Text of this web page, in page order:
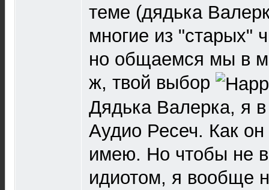
теме (дядька
многие из "старых"
но общаемся мы в
ж, твой выбор
Дядька Валерка, я
Аудио Ресеч. Как он
имею. Но чтобы не
идиотом, я вообще